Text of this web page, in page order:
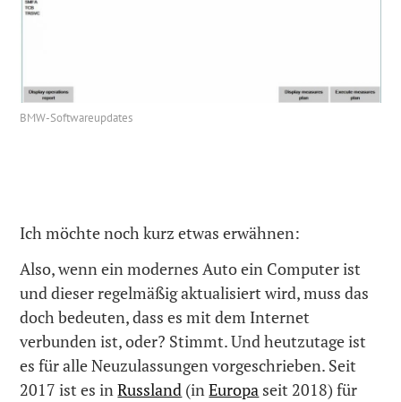
BMW-Softwareupdates
Ich möchte noch kurz etwas erwähnen:
Also, wenn ein modernes Auto ein Computer ist
und dieser regelmäßig aktualisiert wird, muss das
doch bedeuten, dass es mit dem Internet
verbunden ist, oder? Stimmt. Und heutzutage ist
es für alle Neuzulassungen vorgeschrieben. Seit
2017 ist es inRussland (inEuropa seit 2018) für